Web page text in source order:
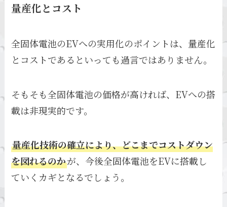
量産化とコスト
全固体電池のEVへの実用化のポイントは、量産化
とコストであるといっても過言ではありません。
そもそも全固体電池の価格が高ければ、EVへの搭
載は非現実的です。
量産化技術の確立により、どこまでコストダウン
を図れるのかが、今後全固体電池をEVに搭載し
ていくカギとなるでしょう。